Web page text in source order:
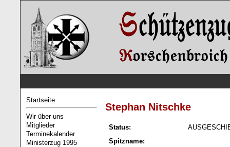
Startseite
Wir über uns
Mitglieder
Terminekalender
Ministerzug 1995
Stephan Nitschke
Status:
Spitzname: